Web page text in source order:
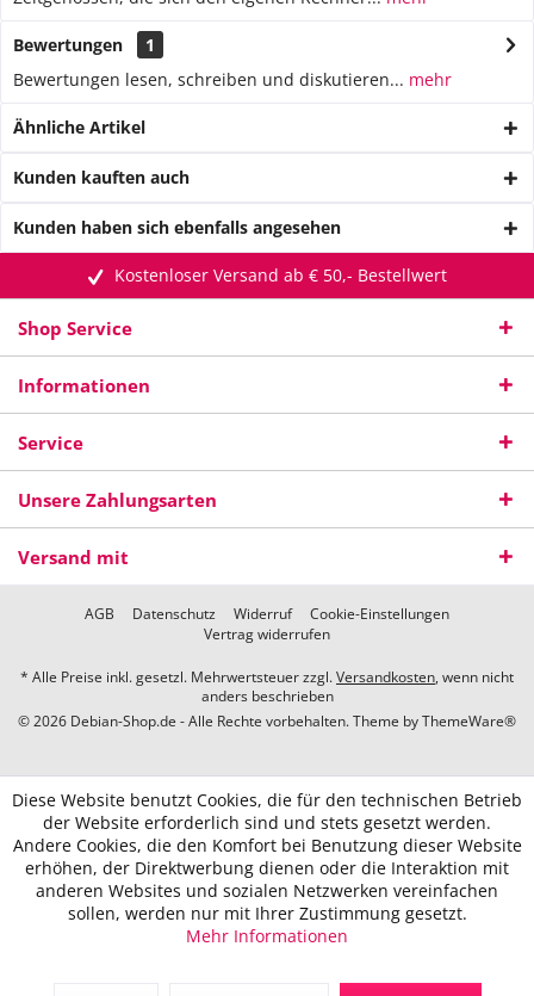
Bewertungen
1
Bewertungen lesen, schreiben und diskutieren... mehr
Ähnliche Artikel
Kunden kauften auch
Kunden haben sich ebenfalls angesehen
Kostenloser Versand ab € 50,- Bestellwert
Shop Service
Informationen
Service
Unsere Zahlungsarten
Versand mit
AGB Datenschutz Widerruf
Cookie-Einstellungen
Vertrag widerrufen
* Alle Preise inkl. gesetzl. Mehrwertsteuer zzgl.Versandkosten, wenn nicht
anders beschrieben
© 2026 Debian-Shop.de - Alle Rechte vorbehalten. Theme byThemeWare®
Diese Website benutzt Cookies, die für den technischen Betrieb
der Website erforderlich sind und stets gesetzt werden.
Andere Cookies, die den Komfort bei Benutzung dieser Website
erhöhen, der Direktwerbung dienen oder die Interaktion mit
anderen Websites und sozialen Netzwerken vereinfachen
sollen, werden nur mit Ihrer Zustimmung gesetzt.
Mehr Informationen